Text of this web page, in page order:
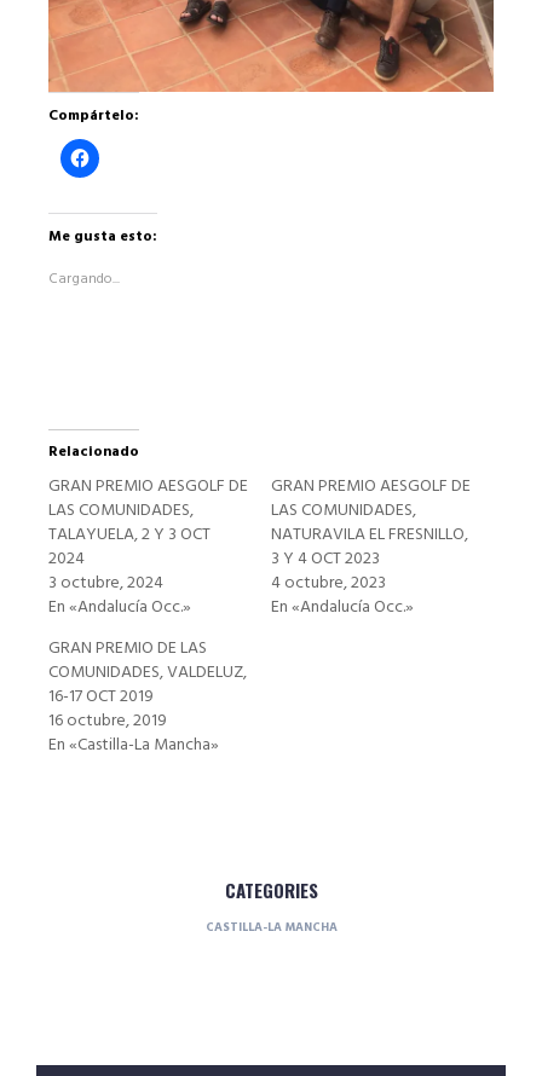
Compártelo:
Haz
clic
en
Facebook
en
Me gusta esto:
Cargando...
Relacionado
GRAN PREMIO AESGOLF DE
LAS COMUNIDADES,
TALAYUELA, 2 Y 3 OCT
2024
3 octubre, 2024
En «Andalucía Occ.»
GRAN PREMIO AESGOLF DE
LAS COMUNIDADES,
NATURAVILA EL FRESNILLO,
3 Y 4 OCT 2023
4 octubre, 2023
En «Andalucía Occ.»
GRAN PREMIO DE LAS
COMUNIDADES, VALDELUZ,
16-17 OCT 2019
16 octubre, 2019
En «Castilla-La Mancha»
CATEGORIES
CASTILLA-LA MANCHA